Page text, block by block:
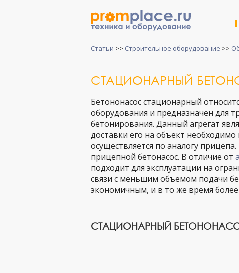
Статьи >> Строительное оборудование >>
СТАЦИОНАРНЫЙ
Бетононасос стационарный
оборудования и предназначен для
бетонирования. Данный агрегат
доставки его на объект
осуществляется по аналогу
прицепной бетонасос. В отличие от
подходит для эксплуатации на
связи с меньшим объемом подачи
экономичным, и в то же время
СТАЦИОНАРНЫЙ